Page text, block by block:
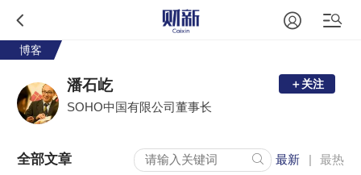
博客
潘石屹
SOHO中国有限公司董事长
＋关注
全部文章 最新 最热